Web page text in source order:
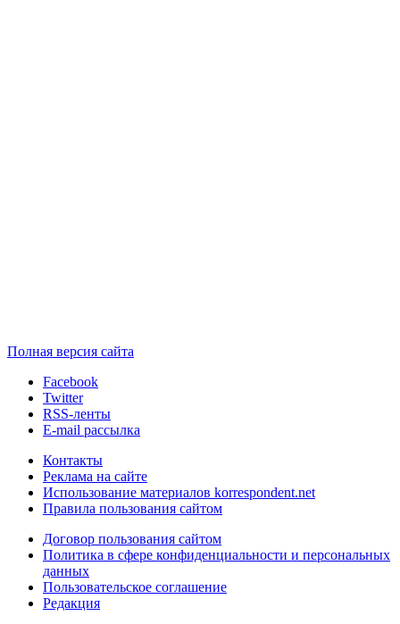
Полная версия сайта
Facebook
Twitter
RSS-ленты
E-mail рассылка
Контакты
Реклама на сайте
Использование материалов korrespondent.net
Правила пользования сайтом
Договор пользования сайтом
Политика в сфере конфиденциальности и персональных
данных
Пользовательское соглашение
Редакция